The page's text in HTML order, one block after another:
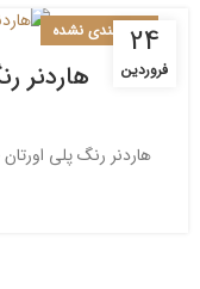
24
فروردین
دسته‌بندی نشده
هاردنر
هاردنر رنگ پلی